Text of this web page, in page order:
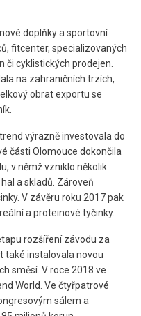
doplňky a sportovní
fitcenter, specializovaných
či cyklistických prodejen.
na zahraničních trzích,
obrat exportu se
výrazně investovala do
části Olomouce dokončila
v němž vzniklo několik
a skladů. Zároveň
V závěru roku 2017 pak
a proteinové tyčinky.
rozšíření závodu za
také instalovala novou
směsí. V roce 2018 ve
World. Ve čtyřpatrové
sálem a